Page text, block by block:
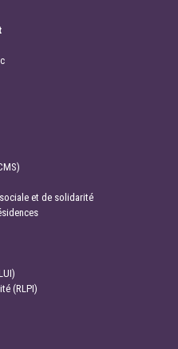
et de solidarité
(RLPI)